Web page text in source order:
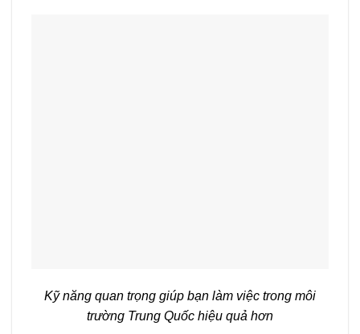
Kỹ năng quan trọng giúp bạn làm việc trong môi
trường Trung Quốc hiệu quả hơn